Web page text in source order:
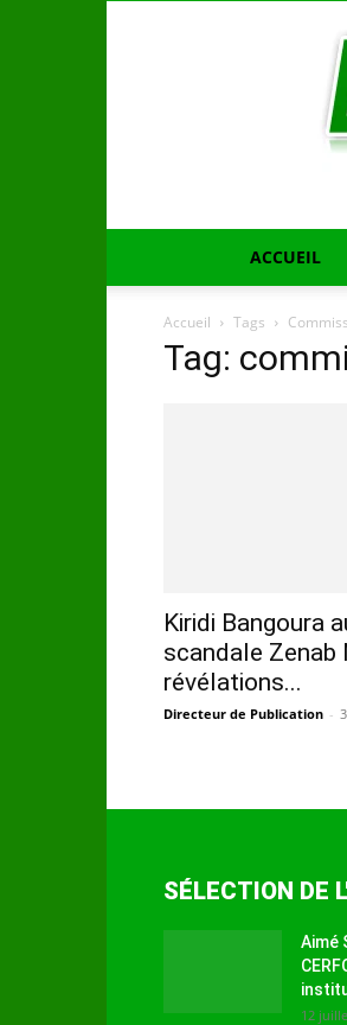
ACCUEIL
Accueil Tags
Tag:
Kiridi Bangoura
scandale Zenab
révélations...
Directeur de Publication -
SÉLECTION DE
Aimé
12